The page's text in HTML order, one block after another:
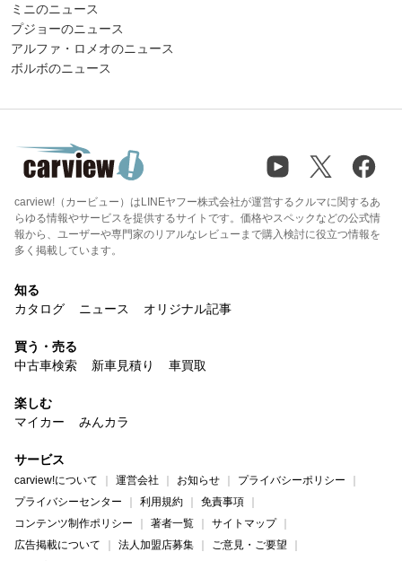
ミニのニュース
プジョーのニュース
アルファ・ロメオのニュース
ボルボのニュース
carview!（カービュー）はLINEヤフー株式会社が運営するクルマに関するあ
らゆる情報やサービスを提供するサイトです。価格やスペックなどの公式情
報から、ユーザーや専門家のリアルなレビューまで購入検討に役立つ情報を
多く掲載しています。
知る
カタログ
ニュース オリジナル記事
買う・売る
中古車検索
新車見積り 車買取
楽しむ
マイカー
みんカラ
サービス
carview!について 運営会社 お知らせ
プライバシーポリシー
プライバシーセンター
利用規約
免責事項
コンテンツ制作ポリシー
著者一覧
サイトマップ
広告掲載について
法人加盟店募集
ご意見・ご要望